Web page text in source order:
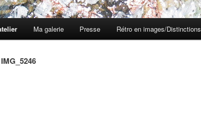
Ma galerie Presse Rétro en images/Distinctions
IMG_5246